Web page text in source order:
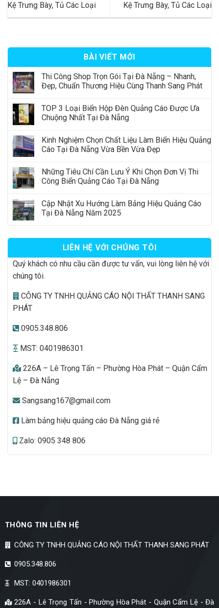
Kệ Trưng Bày, Tủ Các Loại
Kệ Trưng Bày, Tủ Các Loại
BÀI VIẾT MỚI
Thi Công Shop Trọn Gói Tại Đà Nẵng – Nhanh,
Đẹp, Chuẩn Thương Hiệu Cùng Thanh Sang Phát
TOP 3 Loại Biển Hộp Đèn Quảng Cáo Được Ưa
Chuộng Nhất Tại Đà Nẵng
Kinh Nghiệm Chọn Chất Liệu Làm Biển Hiệu Quảng
Cáo Tại Đà Nẵng Vừa Bền Vừa Đẹp
Những Tiêu Chí Cần Lưu Ý Khi Chọn Đơn Vị Thi
Công Biển Quảng Cáo Tại Đà Nẵng
Cập Nhật Xu Hướng Làm Bảng Hiệu Quảng Cáo
Tại Đà Nẵng Năm 2025
LIÊN HỆ VỚI CHÚNG TÔI
Quý khách có nhu cầu cần được tư vấn, vui lòng liên hệ với
chúng tôi.
CÔNG TY TNHH QUẢNG CÁO NỘI THẤT THANH SANG
PHÁT
0905.348.806
MST: 0401986301
226A – Lê Trọng Tấn – Phường Hòa Phát – Quận Cẩm
Lệ – Đà Nẵng
Sangsang167@gmail.com
Làm bảng hiệu quảng cáo Đà Nẵng giá rẻ
Zalo: 0905 348 806
THÔNG TIN LIÊN HỆ
CÔNG TY TNHH QUẢNG CÁO NỘI THẤT THANH SANG PHÁT
0905.348.806
MST: 0401986301
226A - Lê Trọng Tấn - Phường Hòa Phát - Quận Cẩm Lệ - Đà